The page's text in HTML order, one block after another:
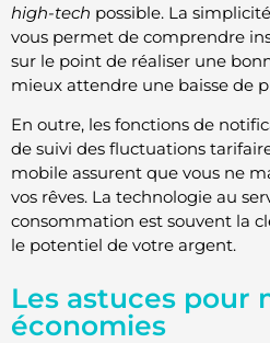
high-tech possible. La
vous permet de comprendre
sur le point de réaliser une
mieux attendre une baisse de
En outre, les fonctions de
de suivi des fluctuations
mobile assurent que vous ne
vos rêves. La technologie au
consommation est souvent la
le potentiel de votre argent.
Les astuces pour
économies